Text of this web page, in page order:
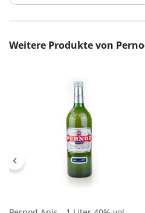
Produktgalerie überspringen
Weitere Produkte von